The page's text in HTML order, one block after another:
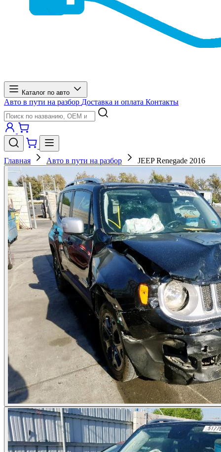
Каталог по авто
Авто в пути на разбор Доставка и оплата Контакты
Главная Авто в пути на разбор JEEP Renegade 2016